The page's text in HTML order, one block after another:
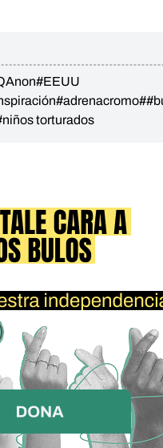
#EEUU
#adrenacromo
torturados